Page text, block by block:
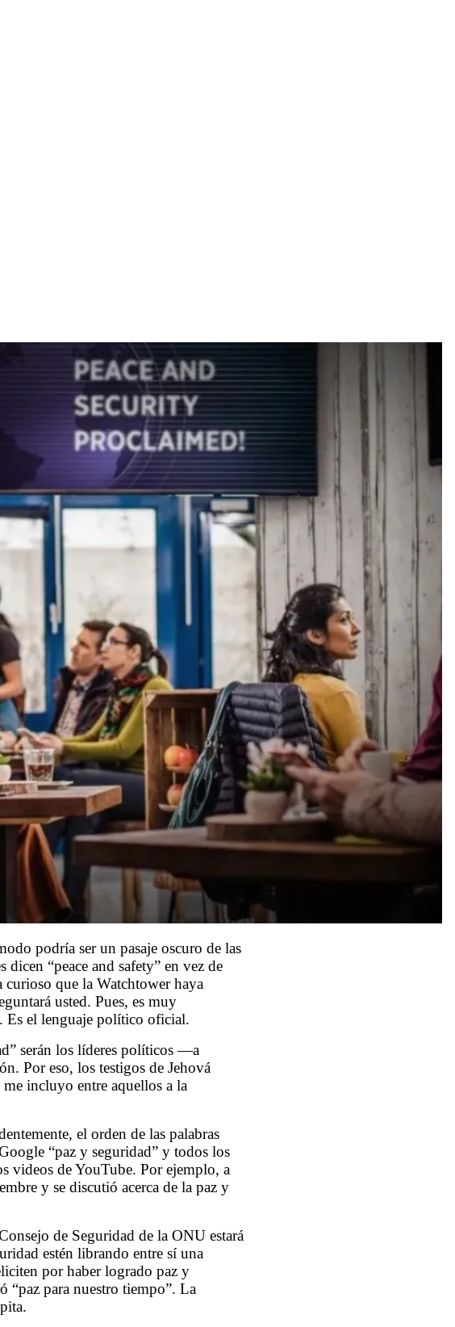
podría ser un pasaje oscuro de las
“peace and safety” en vez de
curioso que la Watchtower haya
usted. Pues, es muy
Es el lenguaje político oficial.
serán los líderes políticos ―a
Por eso, los testigos de Jehová
me incluyo entre aquellos a la
el orden de las palabras
“paz y seguridad” y todos los
videos de YouTube. Por ejemplo, a
y se discutió acerca de la paz y
de Seguridad de la ONU estará
estén librando entre sí una
por haber logrado paz y
“paz para nuestro tiempo”. La